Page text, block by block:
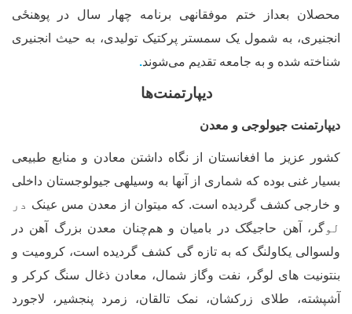
بعداز ختم موفقانه‏ی برنامه چهار سال در پوهنځی
به شمول یک سمستر پرکتیک تولیدی، به حیث انجنیری
شده و به جامعه تقدیم می‌شوند.
دیپارتمنت‌ها
جیولوجی و معدن
عزیز ما افغانستان از نگاه داشتن معادن و منابع طبیعی
غنی بوده که شماری از آن‏ها به وسیله‏ی جیولوجستان داخلی
خارجی کشف گردیده است. که می‏توان از معدن مس عینکدر
گر، آهن حاجیگک در بامیان و همچنان معدن بزرگ آهن در
یکاولنگ که به تازه گی کشف گردیده است، کرومیت و
های لوگر، نفت وگاز شمال، معادن ذغال سنگ کرکر و
طلای زرکشان، نمک تالقان، زمرد پنجشیر، لاجورد